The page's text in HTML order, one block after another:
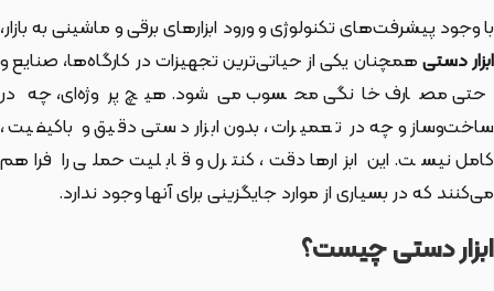
با وجود پیشرفت‌های تکنولوژی و ورود ابزارهای برقی و ماشینی به بازار،
ابزار دستیهمچنان یکی از حیاتی‌ترین تجهیزات در کارگاه‌ها، صنایع و
حتی مصارف خانگی محسوب می‌شود. هیچ پروژه‌ای، چه در
ساخت‌وساز و چه در تعمیرات، بدون ابزار دستی دقیق و باکیفیت،
کامل نیست. این ابزارها دقت، کنترل و قابلیت حملی را فراهم
می‌کنند که در بسیاری از موارد جایگزینی برای آنها وجود ندارد.
ابزار دستی چیست؟